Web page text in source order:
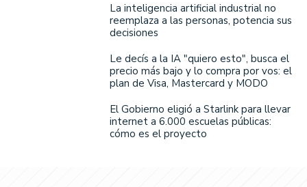
La inteligencia artificial industrial no
reemplaza a las personas, potencia sus
decisiones
Le decís a la IA "quiero esto", busca el
precio más bajo y lo compra por vos: el
plan de Visa, Mastercard y MODO
El Gobierno eligió a Starlink para llevar
internet a 6.000 escuelas públicas:
cómo es el proyecto